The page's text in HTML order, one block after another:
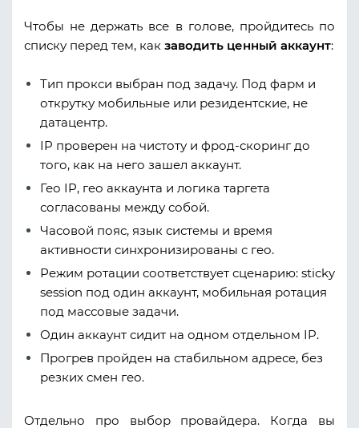
Чтобы не держать все в голове, пройдитесь по
списку перед тем, как заводить ценный аккаунт:
Тип прокси выбран под задачу. Под фарм и
открутку мобильные или резидентские, не
датацентр.
IP проверен на чистоту и фрод-скоринг до
того, как на него зашел аккаунт.
Гео IP, гео аккаунта и логика таргета
согласованы между собой.
Часовой пояс, язык системы и время
активности синхронизированы с гео.
Режим ротации соответствует сценарию: sticky
session под один аккаунт, мобильная ротация
под массовые задачи.
Один аккаунт сидит на одном отдельном IP.
Прогрев пройден на стабильном адресе, без
резких смен гео.
Отдельно про выбор провайдера. Когда вы